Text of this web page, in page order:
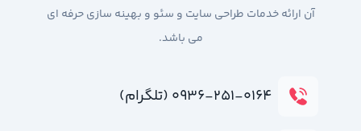
آن ارائه خدمات طراحی سایت و سئو و بهینه سازی حرفه ای
می باشد.
۰۹۳۶-۲۵۱-۰۱۶۴ (تلگرام)